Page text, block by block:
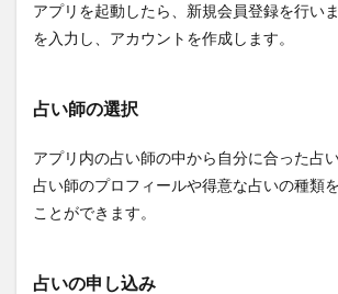
アプリを起動したら、新規会員登録を行い
を入力し、アカウントを作成します。
占い師の選択
アプリ内の占い師の中から自分に合った占
占い師のプロフィールや得意な占いの種類
ことができます。
占いの申し込み